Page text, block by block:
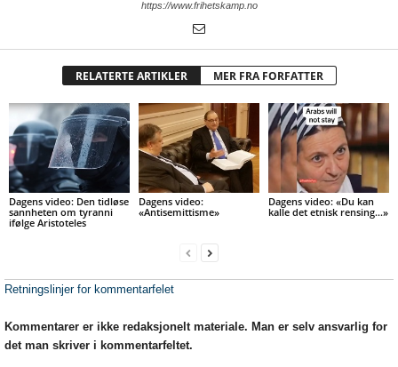
https://www.frihetskamp.no
RELATERTE ARTIKLER MER FRA FORFATTER
Dagens video: Den tidløse
sannheten om tyranni
ifølge Aristoteles
Dagens video:
«Antisemittisme»
Dagens video: «Du kan
kalle det etnisk rensing…»
Retningslinjer for kommentarfelet
Kommentarer er ikke redaksjonelt materiale. Man er selv ansvarlig for
det man skriver i kommentarfeltet.